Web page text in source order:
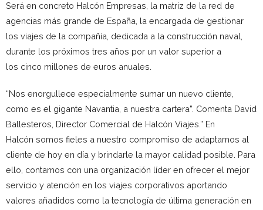
Será en concreto Halcón Empresas, la matriz de la red de
agencias más grande de España, la encargada de gestionar
los viajes de la compañía, dedicada a la construcción naval,
durante los próximos tres años por un valor superior a
los cinco millones de euros anuales.
“Nos enorgullece especialmente sumar un nuevo cliente,
como es el gigante Navantia, a nuestra cartera”. Comenta David
Ballesteros, Director Comercial de Halcón Viajes.” En
Halcón somos fieles a nuestro compromiso de adaptarnos al
cliente de hoy en día y brindarle la mayor calidad posible. Para
ello, contamos con una organización líder en ofrecer el mejor
servicio y atención en los viajes corporativos aportando
valores añadidos como la tecnología de última generación en